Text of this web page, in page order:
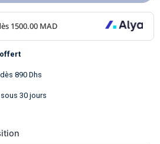
offert
dès 890 Dhs
sous 30 jours